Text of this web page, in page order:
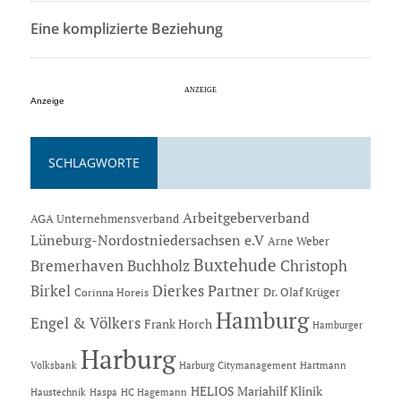
Eine komplizierte Beziehung
Anzeige
SCHLAGWORTE
AGA Unternehmensverband Arbeitgeberverband
Lüneburg-Nordostniedersachsen e.V Arne Weber
Bremerhaven Buchholz Buxtehude Christoph
Birkel Corinna Horeis Dierkes Partner Dr. Olaf Krüger
Engel & Völkers Frank Horch Hamburg Hamburger
Volksbank Harburg Harburg Citymanagement Hartmann
Haustechnik Haspa HC Hagemann HELIOS Mariahilf Klinik